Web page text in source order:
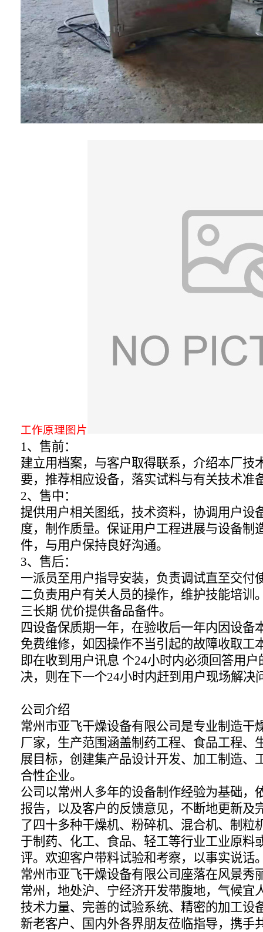
工作原理图片
1、售前：
建立用档案，与客户取得联系，介绍本厂技
要，推荐相应设备，落实试料与有关技术准
2、售中：
提供用户相关图纸，技术资料，协调用户设
度，制作质量。保证用户工程进展与设备制
件，与用户保持良好沟通。
3、售后：
一派员至用户指导安装，负责调试直至交付
二负责用户有关人员的操作，维护技能培训
三长期 优价提供备品备件。
四设备保质期一年，在验收后一年内因设备
免费维修，如因操作不当引起的故障收取工
即在收到用户讯息 个24小时内必须回答用
决，则在下一个24小时内赶到用户现场解决
公司介绍
常州市亚飞干燥设备有限公司是专业制造干
厂家，生产范围涵盖制药工程、食品工程、
展目标，创建集产品设计开发、加工制造、
合性企业。
公司以常州人多年的设备制作经验为基础，
报告，以及客户的反馈意见，不断地更新及
了四十多种干燥机、粉碎机、混合机、制粒
于制药、化工、食品、轻工等行业工业原料
评。欢迎客户带料试验和考察，以事实说话
常州市亚飞干燥设备有限公司座落在风景秀
常州，地处沪、宁经济开发带腹地，气候宜
技术力量、完善的试验系统、精密的加工设
新老客户、国内外各界朋友莅临指导，携手